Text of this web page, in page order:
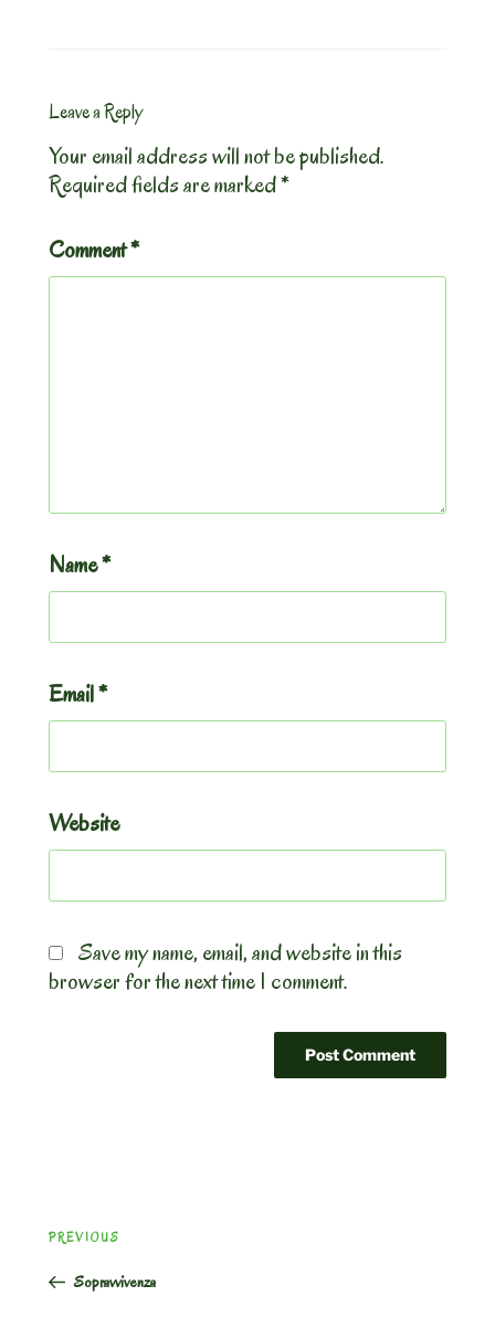
Leave a Reply
Your email address will not be published.
Required fields are marked*
Comment*
Name*
Email*
Website
Save my name, email, and website in this
browser for the next time I comment.
navigation
Previous
PREVIOUS
Sopravvivenza